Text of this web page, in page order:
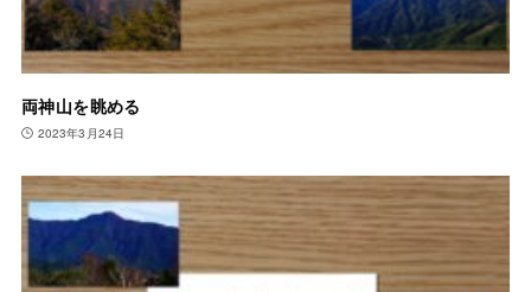
両神山を眺める
2023年3月24日